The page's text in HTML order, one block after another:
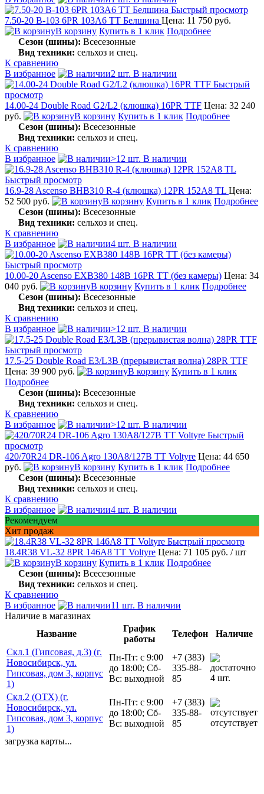
Быстрый просмотр
7.50-20 В-103 6PR 103А6 TT Белшина Цена: 11 750 руб.
В корзину Купить в 1 клик Подробнее
Сезон (шины): Всесезонные
Вид техники: сельхоз и спец.
К сравнению
В избранное
2 шт. В наличии
Быстрый
просмотр
14.00-24 Double Road G2/L2 (клюшка) 16PR TTF Цена: 32 240
руб.
В корзину Купить в 1 клик Подробнее
Сезон (шины): Всесезонные
Вид техники: сельхоз и спец.
К сравнению
В избранное
>12 шт. В наличии
Быстрый просмотр
16.9-28 Ascenso BHB310 R-4 (клюшка) 12PR 152A8 TL Цена:
52 500 руб.
В корзину Купить в 1 клик Подробнее
Сезон (шины): Всесезонные
Вид техники: сельхоз и спец.
К сравнению
В избранное
4 шт. В наличии
Быстрый просмотр
10.00-20 Ascenso EXB380 148B 16PR TT (без камеры) Цена: 34
040 руб.
В корзину Купить в 1 клик Подробнее
Сезон (шины): Всесезонные
Вид техники: сельхоз и спец.
К сравнению
В избранное
>12 шт. В наличии
Быстрый просмотр
17.5-25 Double Road E3/L3B (прерывистая волна) 28PR TTF
Цена: 39 900 руб.
В корзину Купить в 1 клик
Подробнее
Сезон (шины): Всесезонные
Вид техники: сельхоз и спец.
К сравнению
В избранное
>12 шт. В наличии
Быстрый
просмотр
420/70R24 DR-106 Agro 130A8/127B TT Voltyre Цена: 44 650
руб.
В корзину Купить в 1 клик Подробнее
Сезон (шины): Всесезонные
Вид техники: сельхоз и спец.
К сравнению
В избранное
4 шт. В наличии
Рекомендуем
Хит продаж
Быстрый просмотр
18.4R38 VL-32 8PR 146А8 TT Voltyre Цена: 71 105 руб. / шт
В корзину Купить в 1 клик Подробнее
Сезон (шины): Всесезонные
Вид техники: сельхоз и спец.
К сравнению
В избранное
11 шт. В наличии
Наличие в магазинах
Название
График
работы
Телефон
Наличие
Скл.1 (Гипсовая, д.3) (г.
Новосибирск, ул.
Гипсовая, дом 3, корпус
1)
Пн-Пт: с 9:00
до 18:00; Сб-
Вс: выходной
+7 (383)
335-88-
85
4 шт.
Скл.2 (ОТХ) (г.
Новосибирск, ул.
Гипсовая, дом 3, корпус
1)
Пн-Пт: с 9:00
до 18:00; Сб-
Вс: выходной
+7 (383)
335-88-
85
отсутствует
загрузка карты...